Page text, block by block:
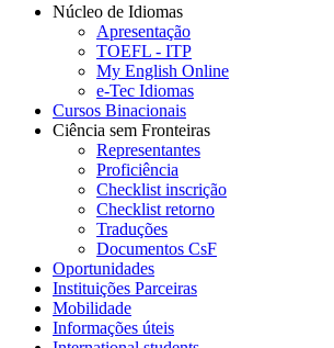
Núcleo de Idiomas
Apresentação
TOEFL - ITP
My English Online
e-Tec Idiomas
Cursos Binacionais
Ciência sem Fronteiras
Representantes
Proficiência
Checklist inscrição
Checklist retorno
Traduções
Documentos CsF
Oportunidades
Instituições Parceiras
Mobilidade
Informações úteis